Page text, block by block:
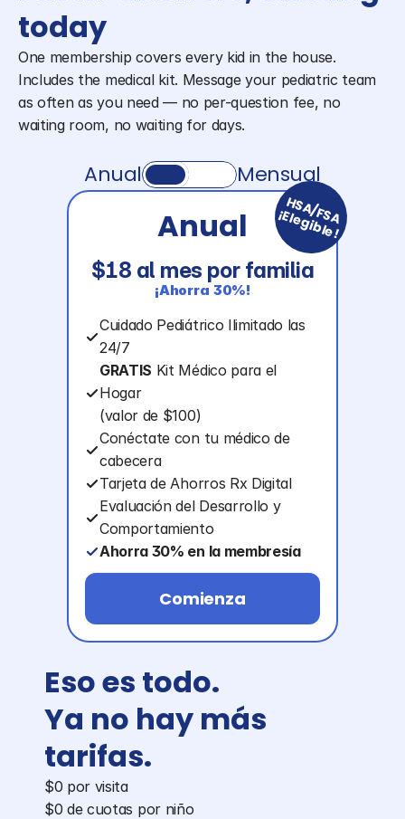
today
One membership covers every kid in the house.
Includes the medical kit. Message your pediatric team
as often as you need — no per-question fee, no
waiting room, no waiting for days.
Anual Mensual
HSA/FSA
¡Elegible!
Anual
$18 al mes por familia
¡Ahorra 30%!
Cuidado Pediátrico Ilimitado las
24/7
GRATIS Kit Médico para el
Hogar
(valor de $100)
Conéctate con tu médico de
cabecera
Tarjeta de Ahorros Rx Digital
Evaluación del Desarrollo y
Comportamiento
Ahorra 30% en la membresía
Termómetro de Frente Gratis
Comienza
Eso es todo.
Ya no hay más
tarifas.
$0 por visita
$0 de cuotas por niño